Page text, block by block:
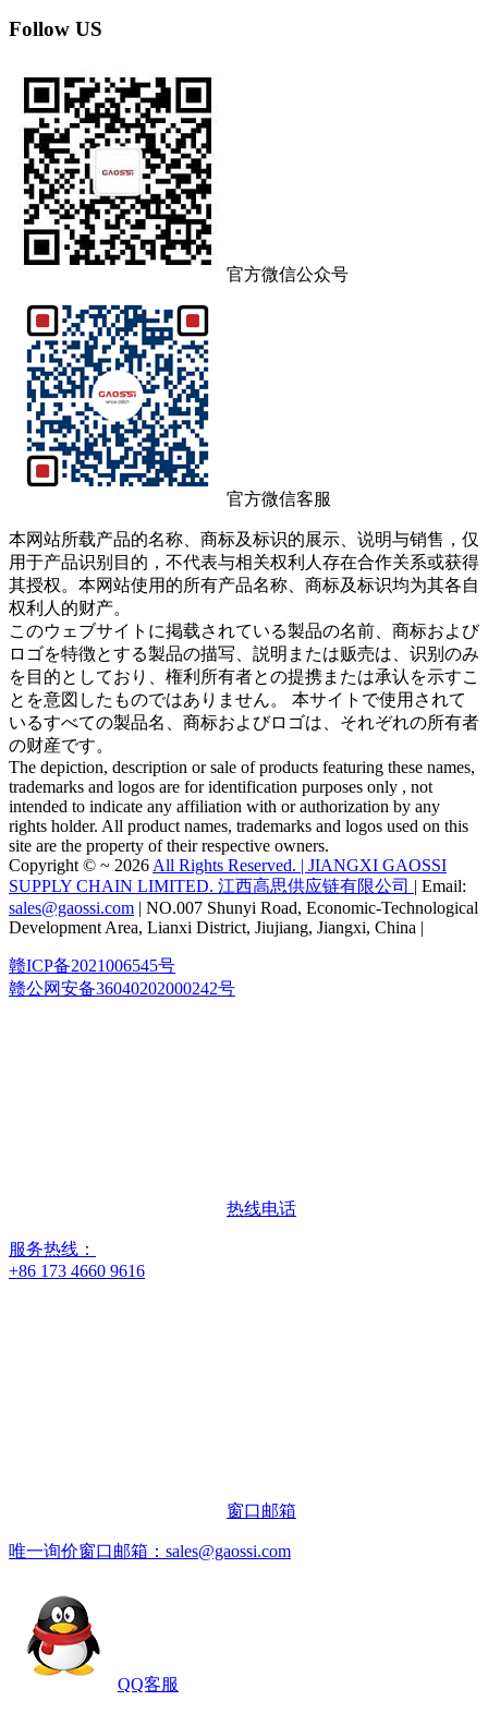
Follow US
官方微信公众号
官方微信客服
本网站所载产品的名称、商标及标识的展示、说明与销售，仅
用于产品识别目的，不代表与相关权利人存在合作关系或获得
其授权。本网站使用的所有产品名称、商标及标识均为其各自
权利人的财产。
このウェブサイトに掲载されている製品の名前、商标および
ロゴを特徴とする製品の描写、説明または贩売は、识别のみ
を目的としており、権利所有者との提携または承认を示すこ
とを意図したものではありません。 本サイトで使用されて
いるすべての製品名、商标およびロゴは、それぞれの所有者
の财産です。
The depiction, description or sale of products featuring these names,
trademarks and logos are for identification purposes only , not
intended to indicate any affiliation with or authorization by any
rights holder. All product names, trademarks and logos used on this
site are the property of their respective owners.
Copyright © ~ 2026 All Rights Reserved. | JIANGXI GAOSSI
SUPPLY CHAIN LIMITED. 江西高思供应链有限公司 | Email:
sales@gaossi.com | NO.007 Shunyi Road, Economic-Technological
Development Area, Lianxi District, Jiujiang, Jiangxi, China |
赣ICP备2021006545号
赣公网安备36040202000242号
热线电话
服务热线：
+86 173 4660 9616
窗口邮箱
唯一询价窗口邮箱：sales@gaossi.com
QQ客服